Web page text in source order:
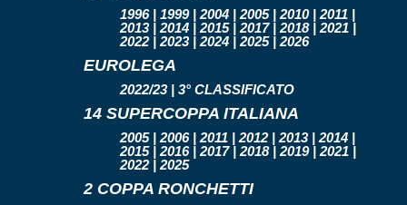
1996 | 1999 | 2004 | 2005 | 2010 | 2011 |
2013 | 2014 | 2015 | 2017 | 2018 | 2021 |
2022 | 2023 | 2024 | 2025 | 2026
EUROLEGA
2022/23 | 3° CLASSIFICATO
14 SUPERCOPPA ITALIANA
2005 | 2006 | 2011 | 2012 | 2013 | 2014 |
2015 | 2016 | 2017 | 2018 | 2019 | 2021 |
2022 | 2025
2 COPPA RONCHETTI